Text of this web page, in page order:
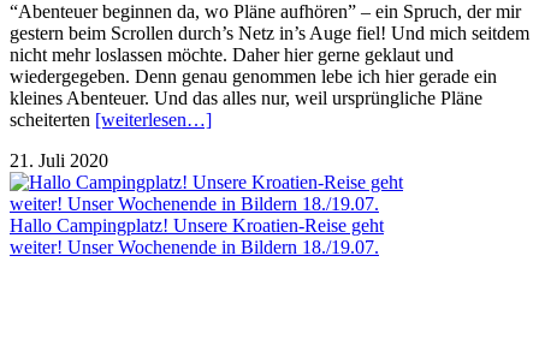
“Abenteuer beginnen da, wo Pläne aufhören” – ein Spruch, der mir
gestern beim Scrollen durch’s Netz in’s Auge fiel! Und mich seitdem
nicht mehr loslassen möchte. Daher hier gerne geklaut und
wiedergegeben. Denn genau genommen lebe ich hier gerade ein
kleines Abenteuer. Und das alles nur, weil ursprüngliche Pläne
scheiterten [weiterlesen…]
21. Juli 2020
Hallo Campingplatz! Unsere Kroatien-Reise geht
weiter! Unser Wochenende in Bildern 18./19.07.